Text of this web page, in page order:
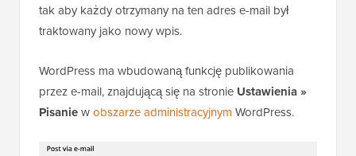
tak aby każdy otrzymany na ten adres e-mail był
traktowany jako nowy wpis.
WordPress ma wbudowaną funkcję publikowania
przez e-mail, znajdującą się na stronie Ustawienia »
Pisaniewobszarze administracyjnym WordPress.